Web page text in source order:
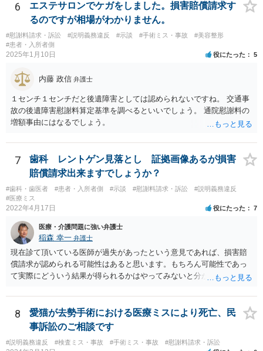
6
エステサロンでケガをしました。損害賠償請求す
るのですが相場がわかりません。
#慰謝料請求・訴訟 #説明義務違反 #示談 #手術ミス・事故
#美容整形
#患者・入所者側
2025年1月10日 役にたった 5
内藤 政信 弁護士
１センチ１センチだと後遺障害としては認められないですね。 交通事
故の後遺障害慰謝料算定基準を調べるといいでしょう。 通院慰謝料の
増額事由にはなるでしょう。
7
歯科 レントゲン見落とし 証拠画像あるが損害
賠償請求出来ますでしょうか？
#歯科・歯医者 #患者・入所者側 #示談 #慰謝料請求・訴訟
#説明義務違反
#医療ミス
2022年4月17日 役にたった 7
医療・介護問題に強い弁護士
稲森 幸一 弁護士
現在診て頂いている医師が過失があったという意見であれば、損害賠
償請求が認められる可能性はあると思います。もちろん可能性であっ
て実際にどういう結果が得られるかはやってみないと分かりません
療費や精神的苦痛を受けた分の慰謝料や仕事に影響があれば休業損害
などが考えられます。 頑張ってください。
8
愛猫が去勢手術における医療ミスにより死亡、民
事訴訟のご相談です
#説明義務違反 #検査ミス・事故 #手術ミス・事故 #慰謝料請求・訴訟